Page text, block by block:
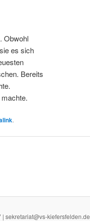
Obwohl
es sich
Bereits
.
sekretariat@vs-kiefersfelden.de